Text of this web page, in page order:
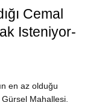
Cemal
Isteniyor-
en az olduğu
Mahallesi,